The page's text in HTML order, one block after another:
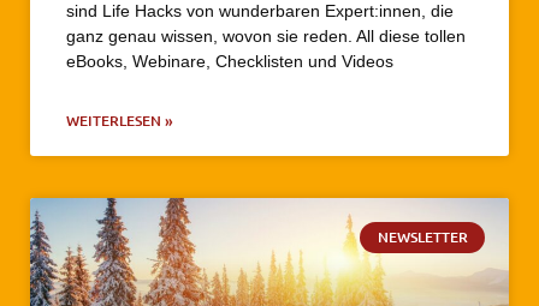
sind Life Hacks von wunderbaren Expert:innen, die
ganz genau wissen, wovon sie reden. All diese tollen
eBooks, Webinare, Checklisten und Videos
WEITERLESEN »
NEWSLETTER